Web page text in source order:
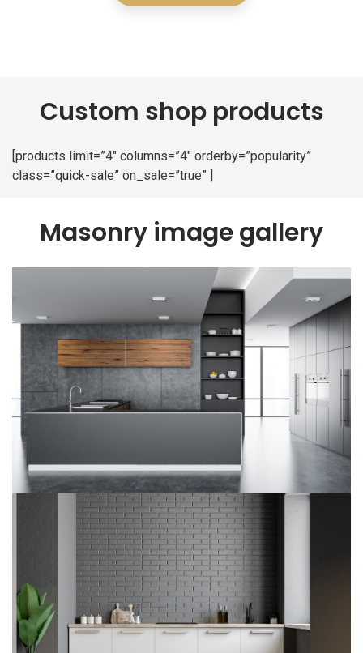
Custom shop products
[products limit=”4″ columns=”4″ orderby=”popularity”
class=”quick-sale” on_sale=”true” ]
Masonry image gallery